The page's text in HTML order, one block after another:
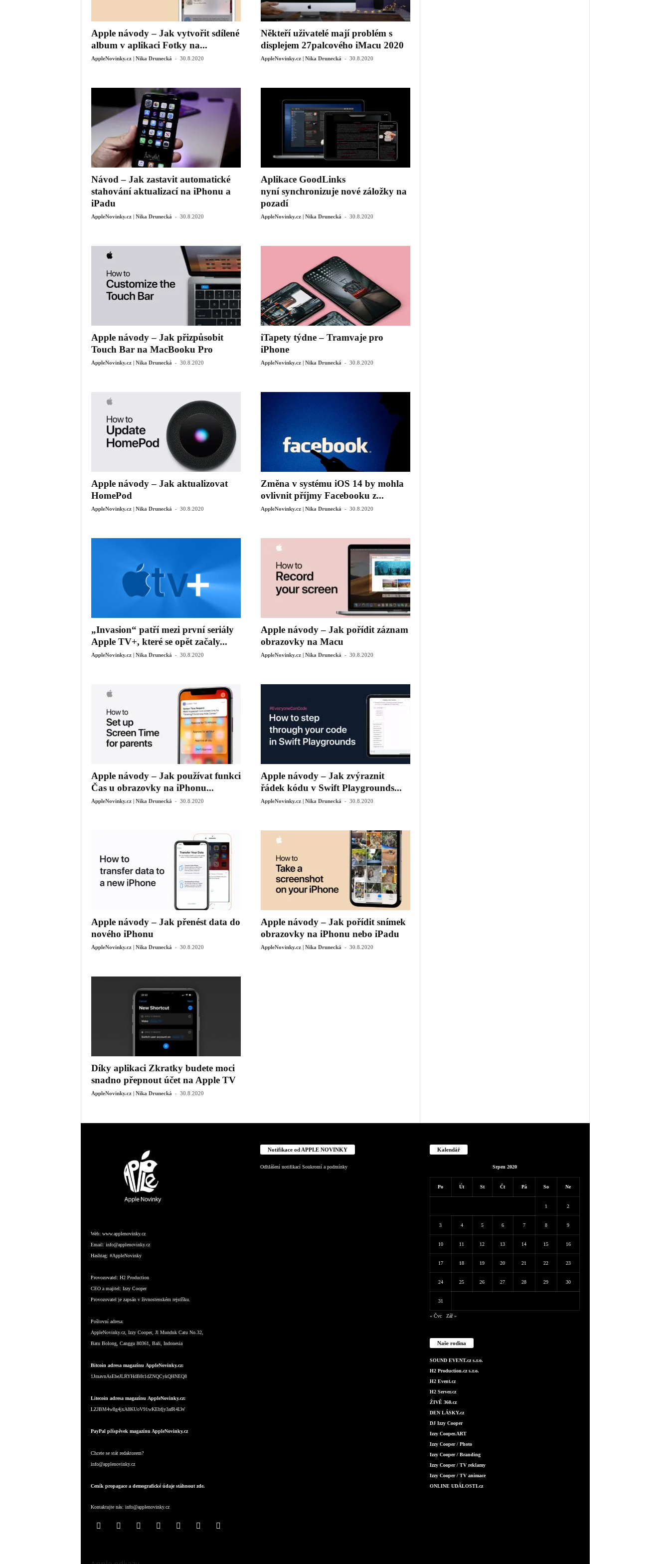
Apple návody – Jak vytvořit sdílené
album v aplikaci Fotky na...
AppleNovinky.cz | Nika Drunecká - 30.8.2020
Někteří uživatelé mají problém s
displejem 27palcového iMacu 2020
AppleNovinky.cz | Nika Drunecká - 30.8.2020
Návod – Jak zastavit automatické
stahování aktualizací na iPhonu a
iPadu
AppleNovinky.cz | Nika Drunecká - 30.8.2020
Aplikace GoodLinks
nyní synchronizuje nové záložky na
pozadí
AppleNovinky.cz | Nika Drunecká - 30.8.2020
Apple návody – Jak přizpůsobit
Touch Bar na MacBooku Pro
AppleNovinky.cz | Nika Drunecká - 30.8.2020
iTapety týdne – Tramvaje pro
iPhone
AppleNovinky.cz | Nika Drunecká - 30.8.2020
Apple návody – Jak aktualizovat
HomePod
AppleNovinky.cz | Nika Drunecká - 30.8.2020
Změna v systému iOS 14 by mohla
ovlivnit příjmy Facebooku z...
AppleNovinky.cz | Nika Drunecká - 30.8.2020
„Invasion“ patří mezi první seriály
Apple TV+, které se opět začaly...
AppleNovinky.cz | Nika Drunecká - 30.8.2020
Apple návody – Jak pořídit záznam
obrazovky na Macu
AppleNovinky.cz | Nika Drunecká - 30.8.2020
Apple návody – Jak používat funkci
Čas u obrazovky na iPhonu...
AppleNovinky.cz | Nika Drunecká - 30.8.2020
Apple návody – Jak zvýraznit
řádek kódu v Swift Playgrounds...
AppleNovinky.cz | Nika Drunecká - 30.8.2020
Apple návody – Jak přenést data do
nového iPhonu
AppleNovinky.cz | Nika Drunecká - 30.8.2020
Apple návody – Jak pořídit snímek
obrazovky na iPhonu nebo iPadu
AppleNovinky.cz | Nika Drunecká - 30.8.2020
Díky aplikaci Zkratky budete moci
snadno přepnout účet na Apple TV
AppleNovinky.cz | Nika Drunecká - 30.8.2020
Web: www.applenovinky.cz
Email: info@applenovinky.cz
Hashtag: #AppleNovinky
Provozovatel: H2 Production
CEO a majitel: Izzy Cooper
Provozovatel je zapsán v živnostenském rejstříku.
Poštovní adresa:
AppleNovinky.cz, Izzy Cooper, Jl Munduk Catu No.32,
Batu Bolong, Canggu 80361, Bali, Indonesia
Bitcoin adresa magazínu AppleNovinky.cz:
1JmavnAsEbeJLRYHdB8t1dZNQCykQHNEQ8
Litecoin adresa magazínu AppleNovinky.cz:
LZJBM4w8g4jxA8KUoV91wKEbfjy3afR4LW
PayPal příspěvek magazínu AppleNovinky.cz
Chcete se stát redaktorem?
info@applenovinky.cz
Ceník propagace a demografické údaje stáhnout zde.
Kontaktujte nás: info@applenovinky.cz
Notifikace od APPLE NOVINKY
Odhlášení notifikací Soukromí a podmínky
Kalendář
Srpen 2020
Po Út St Čt Pá So Ne
1 2
3 4 5 6 7 8 9
10 11 12 13 14 15 16
17 18 19 20 21 22 23
24 25 26 27 28 29 30
31
« Čvc Zář »
Naše rodina
SOUND EVENT.cz s.r.o.
H2 Production.cz s.r.o.
H2 Event.cz
H2 Server.cz
ŽIVĚ 360.cz
DEN LÁSKY.cz
DJ Izzy Cooper
Izzy Cooper.ART
Izzy Cooper / Photo
Izzy Cooper / Branding
Izzy Cooper / TV reklamy
Izzy Cooper / TV animace
ONLINE UDÁLOSTI.cz